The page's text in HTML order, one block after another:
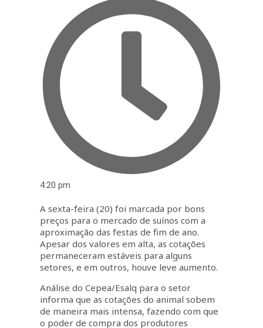
4:20 pm
A sexta-feira (20) foi marcada por bons
preços para o mercado de suínos com a
aproximação das festas de fim de ano.
Apesar dos valores em alta, as cotações
permaneceram estáveis para alguns
setores, e em outros, houve leve aumento.
Análise do Cepea/Esalq para o setor
informa que as cotações do animal sobem
de maneira mais intensa, fazendo com que
o poder de compra dos produtores